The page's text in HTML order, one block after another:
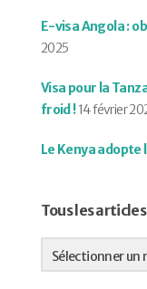
E-visa Angola :
2025
Visa pour la
froid !14 février
Le Kenya adopte
Tous les articles
Tous
les
articles
Sélectionner un